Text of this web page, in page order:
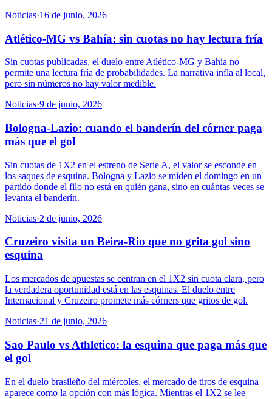
Noticias·16 de junio, 2026
Atlético-MG vs Bahía: sin cuotas no hay lectura fría
Sin cuotas publicadas, el duelo entre Atlético-MG y Bahía no
permite una lectura fría de probabilidades. La narrativa infla al local,
pero sin números no hay valor medible.
Noticias·9 de junio, 2026
Bologna-Lazio: cuando el banderín del córner paga
más que el gol
Sin cuotas de 1X2 en el estreno de Serie A, el valor se esconde en
los saques de esquina. Bologna y Lazio se miden el domingo en un
partido donde el filo no está en quién gana, sino en cuántas veces se
levanta el banderín.
Noticias·2 de junio, 2026
Cruzeiro visita un Beira-Rio que no grita gol sino
esquina
Los mercados de apuestas se centran en el 1X2 sin cuota clara, pero
la verdadera oportunidad está en las esquinas. El duelo entre
Internacional y Cruzeiro promete más córners que gritos de gol.
Noticias·21 de junio, 2026
Sao Paulo vs Athletico: la esquina que paga más que
el gol
En el duelo brasileño del miércoles, el mercado de tiros de esquina
aparece como la opción con más lógica. Mientras el 1X2 se lee